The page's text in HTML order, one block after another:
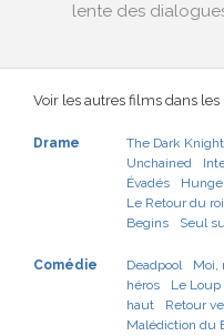
lente des
Voir les autres films dans
Drame The Dark
Unchained
Évadés
Le Retour du roi
Begins
Seul
Comédie Deadpool Moi,
héros
Le Loup
haut
Retour
Malédiction du